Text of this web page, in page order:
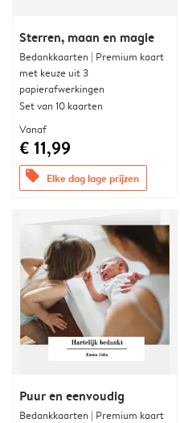
Sterren, maan en magie
Bedankkaarten | Premium kaart
met keuze uit 3
papierafwerkingen
Set van 10 kaarten
Vanaf
€ 11,99
offers Elke dag lage prijzen
Puur en eenvoudig
Bedankkaarten | Premium kaart